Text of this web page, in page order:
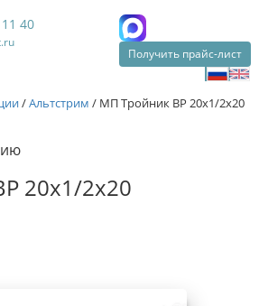
40
Получить прайс-лист
/Альтстрим / МП Тройник ВР 20х1/2х20
20х1/2х20